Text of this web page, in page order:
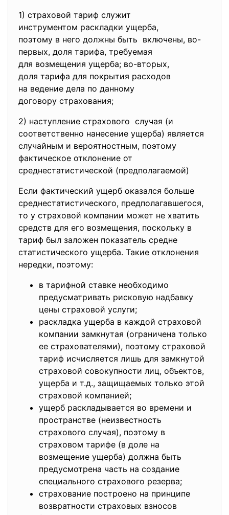
1) страховой тариф служит
инструментом раскладки ущерба,
поэтому в него должны быть включены, во-
первых, доля тарифа, требуемая
для возмещения ущерба; во-вторых,
доля тарифа для покрытия расходов
на ведение дела по данному
договору страхования;
2) наступление страхового случая (и
соответственно нанесение ущерба) является
случайным и вероятностным, поэтому
фактическое отклонение от
среднестатистической (предполагаемой)
Если фактический ущерб оказался больше
среднестатистического, предполагавшегося,
то у страховой компании может не хватить
средств для его возмещения, поскольку в
тариф был заложен показатель средне
статистического ущерба. Такие отклонения
нередки, поэтому:
в тарифной ставке необходимо
предусматривать рисковую надбавку
цены страховой услуги;
раскладка ущерба в каждой страховой
компании замкнутая (ограничена только
ее страхователями), поэтому страховой
тариф исчисляется лишь для замкнутой
страховой совокупности лиц, объектов,
ущерба и т.д., защищаемых только этой
страховой компанией;
ущерб раскладывается во времени и
пространстве (неизвестность
страхового случая), поэтому в
страховом тарифе (в доле на
возмещение ущерба) должна быть
предусмотрена часть на создание
специального страхового резерва;
страхование построено на принципе
возвратности страховых взносов